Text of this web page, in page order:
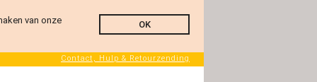
Contact, Hulp & Retourzending
van onze
OK